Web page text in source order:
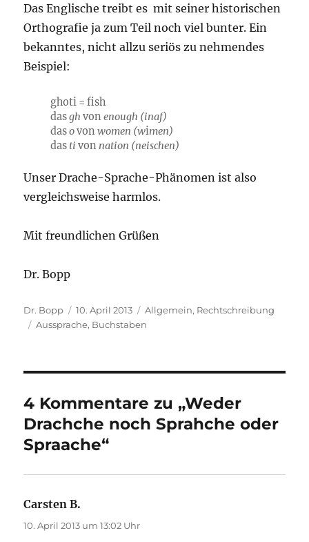
Das Englische treibt es mit seiner historischen
Orthografie ja zum Teil noch viel bunter. Ein
bekanntes, nicht allzu seriös zu nehmendes
Beispiel:
ghoti = fish
dasgh von enough (inaf)
dasovon women (wimen)
das ti von nation (neischen)
Unser Drache-Sprache-Phänomen ist also
vergleichsweise harmlos.
Mit freundlichen Grüßen
Dr. Bopp
Autor
Dr. Bopp
Veröffentlicht
am
10. April 2013 Kategorien
Allgemein, Rechtschreibung
Schlagwörter
Aussprache, Buchstaben
4 Kommentare zu „Weder
Drachche noch Sprahche oder
Spraache“
Carsten B.
10. April 2013 um 13:02 Uhr